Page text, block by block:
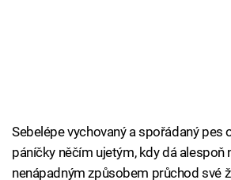
Sebelépe vychovaný a spořádaný pes
páníčky něčím ujetým, kdy dá alespoň
nenápadným způsobem průchod své